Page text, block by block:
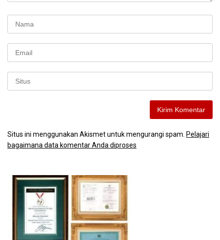
Situs ini menggunakan Akismet untuk mengurangi spam. Pelajari
bagaimana data komentar Anda diproses